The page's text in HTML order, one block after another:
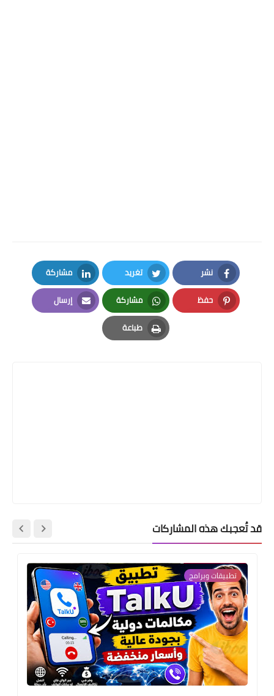
نشر
Facebook
تغريد
Twitter
مشاركة
LinkedIn
حفظ
Pinterest
مشاركة
Whatsapp
إرسال
Email
طباعة
Print
قد تُعجبك هذه المشاركات
تطبيقات وبرامج